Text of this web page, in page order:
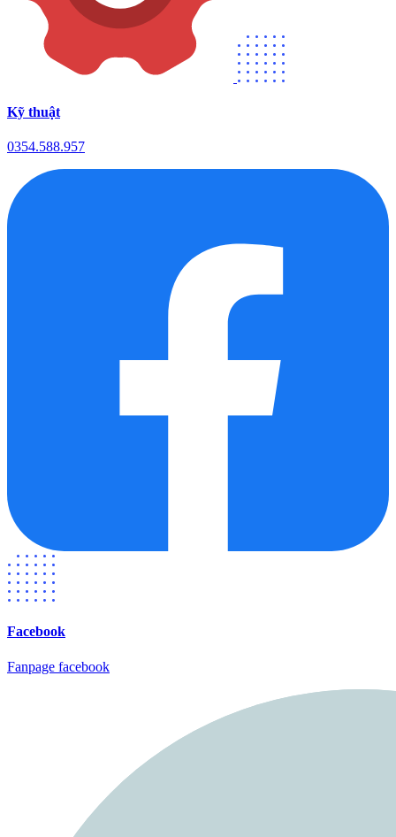
Kỹ thuật
0354.588.957
Facebook
Fanpage facebook